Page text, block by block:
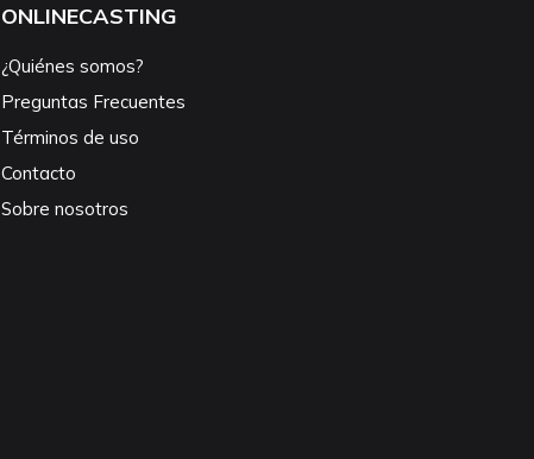
ONLINECASTING
¿Quiénes somos?
Preguntas Frecuentes
Términos de uso
Contacto
Sobre nosotros